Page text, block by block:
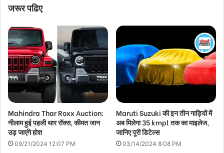
जरूर पढिए
Mahindra Thar Roxx Auction:
नीलाम हुई पहली थार रॉक्स, कीमत जान
उड़ जाएंगे होश
09/21/2024 12:07 PM
Maruti Suzuki की इन तीन गाड़ियों में
अब मिलेगा 35 kmpl तक का माइलेज,
जानिए पूरी डिटेल्स
03/14/2024 8:08 PM